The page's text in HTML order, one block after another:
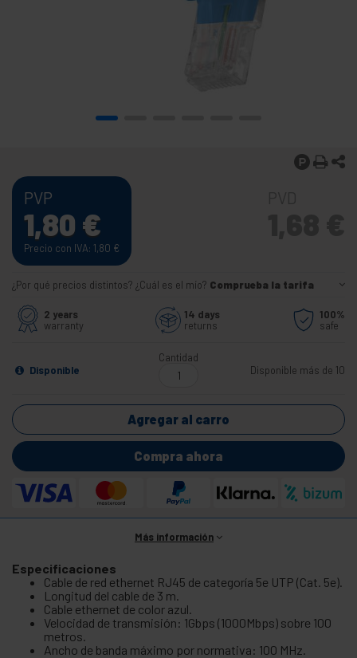
PVP
1,80 €
Precio con IVA: 1,80 €
¿Por qué precios distintos? ¿Cuál es el mío? Comprueba la tarifa
2 years
warranty
14 days
returns
100%
safe
Disponible
Cantidad
Disponible más de 10
Agregar al carro
Compra ahora
Más información
Especificaciones
Cable de red ethernet RJ45 de categoría 5e UTP (Cat. 5e).
Longitud del cable de 3 m.
Cable ethernet de color azul.
Velocidad de transmisión: 1Gbps (1000Mbps) sobre 100
metros.
Ancho de banda máximo por normativa: 100 MHz.